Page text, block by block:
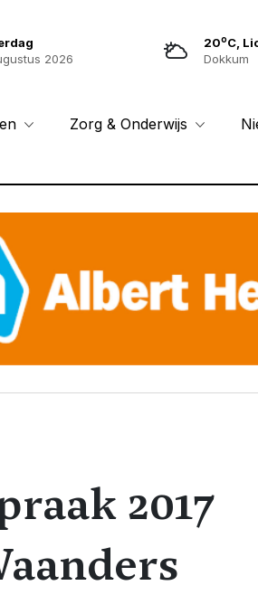
2026
20oC,
Dokkum
Zorg & Onderwijs
2017